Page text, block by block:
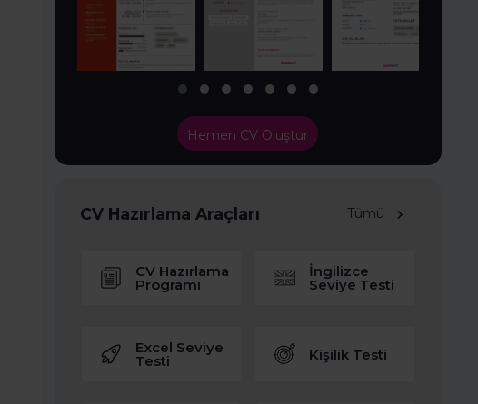
Hemen CV Oluştur
CV Hazırlama Araçları Tümü
CV Hazırlama
Programı
İngilizce
Seviye Testi
Excel Seviye
Testi Kişilik Testi